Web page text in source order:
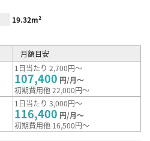
19.32m²
月額目安
1日当たり 2,700円～
107,400 円/月～
初期費用他 22,000円～
1日当たり 3,000円～
116,400 円/月～
初期費用他 16,500円～